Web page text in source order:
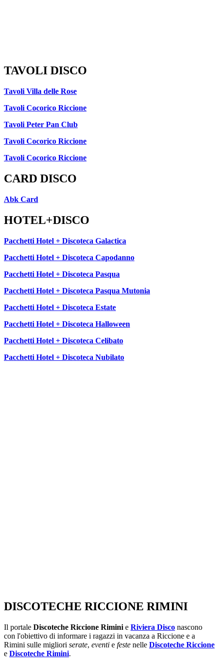
TAVOLI DISCO
Tavoli Villa delle Rose
Tavoli Cocorico Riccione
Tavoli Peter Pan Club
Tavoli Cocorico Riccione
Tavoli Cocorico Riccione
CARD DISCO
Abk Card
HOTEL+DISCO
Pacchetti Hotel + Discoteca Galactica
Pacchetti Hotel + Discoteca Capodanno
Pacchetti Hotel + Discoteca Pasqua
Pacchetti Hotel + Discoteca Pasqua Mutonia
Pacchetti Hotel + Discoteca Estate
Pacchetti Hotel + Discoteca Halloween
Pacchetti Hotel + Discoteca Celibato
Pacchetti Hotel + Discoteca Nubilato
DISCOTECHE RICCIONE RIMINI
Il portale Discoteche Riccione Rimini e Riviera Disco nascono
con l'obiettivo di informare i ragazzi in vacanza a Riccione e a
Rimini sulle migliori serate, eventi e feste nelle Discoteche Riccione
e Discoteche Rimini.